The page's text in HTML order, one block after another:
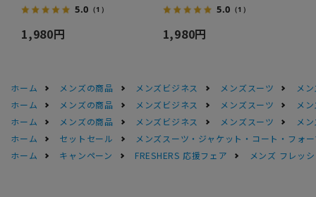
5.0 （1）
1,980円
5.0 （1）
1,980円
ホーム メンズの商品 メンズビジネス メンズスーツ
メ
ホーム
メンズの商品 メンズビジネス メンズスーツ
メ
ホーム
メンズの商品 メンズビジネス メンズスーツ
メ
ホーム
セットセール
メンズスーツ・ジャケット・コート・フォ
ホーム
キャンペーン FRESHERS 応援フェア メンズ フレッ